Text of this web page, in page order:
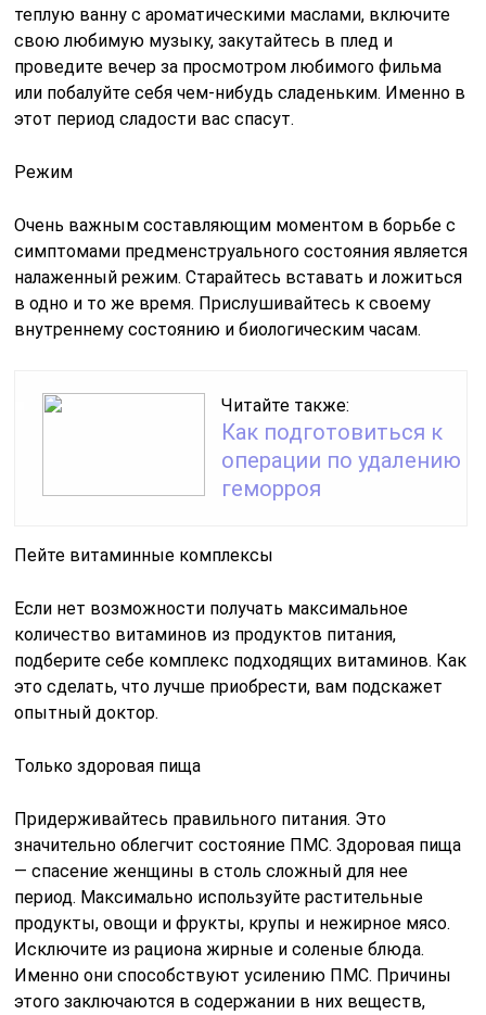
теплую ванну с ароматическими маслами, включите
свою любимую музыку, закутайтесь в плед и
проведите вечер за просмотром любимого фильма
или побалуйте себя чем-нибудь сладеньким. Именно в
этот период сладости вас спасут.
Режим
Очень важным составляющим моментом в борьбе с
симптомами предменструального состояния является
налаженный режим. Старайтесь вставать и ложиться
в одно и то же время. Прислушивайтесь к своему
внутреннему состоянию и биологическим часам.
Читайте также:
Как подготовиться к
операции по удалению
геморроя
Пейте витаминные комплексы
Если нет возможности получать максимальное
количество витаминов из продуктов питания,
подберите себе комплекс подходящих витаминов. Как
это сделать, что лучше приобрести, вам подскажет
опытный доктор.
Только здоровая пища
Придерживайтесь правильного питания. Это
значительно облегчит состояние ПМС. Здоровая пища
— спасение женщины в столь сложный для нее
период. Максимально используйте растительные
продукты, овощи и фрукты, крупы и нежирное мясо.
Исключите из рациона жирные и соленые блюда.
Именно они способствуют усилению ПМС. Причины
этого заключаются в содержании в них веществ,